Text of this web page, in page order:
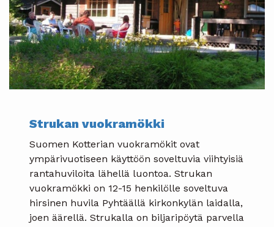
Strukan vuokramökki
Suomen Kotterian vuokramökit ovat
ympärivuotiseen käyttöön soveltuvia viihtyisiä
rantahuviloita lähellä luontoa. Strukan
vuokramökki on 12-15 henkilölle soveltuva
hirsinen huvila Pyhtäällä kirkonkylän laidalla,
joen äärellä. Strukalla on biljaripöytä parvella